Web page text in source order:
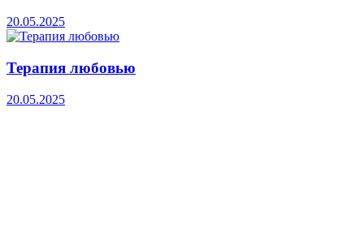
20.05.2025
Терапия любовью
20.05.2025